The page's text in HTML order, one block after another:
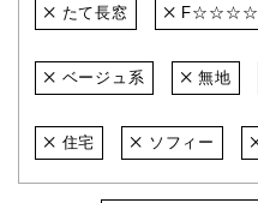
たて長窓 F☆☆☆☆
ベージュ系 無地
住宅 ソフィー